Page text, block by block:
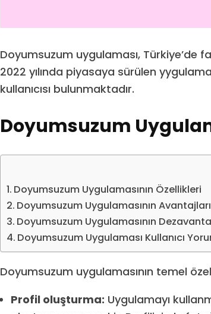
Doyumsuzum uygulaması, Türkiye’de
2022 yılında piyasaya sürülen
kullanıcısı bulunmaktadır.
Doyumsuzum
Doyumsuzum Uygulamasının Özellikleri
Doyumsuzum Uygulamasının Avantajları
Doyumsuzum Uygulamasının
Doyumsuzum Uygulaması Kullanıcı
Doyumsuzum uygulamasının temel
Profil oluşturma: Uygulamayı